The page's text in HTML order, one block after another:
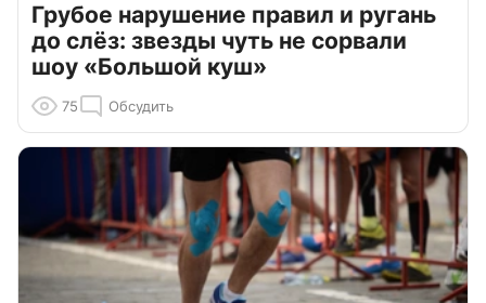
Грубое нарушение правил и ругань
до слёз: звезды чуть не сорвали
шоу «Большой куш»
75 Обсудить